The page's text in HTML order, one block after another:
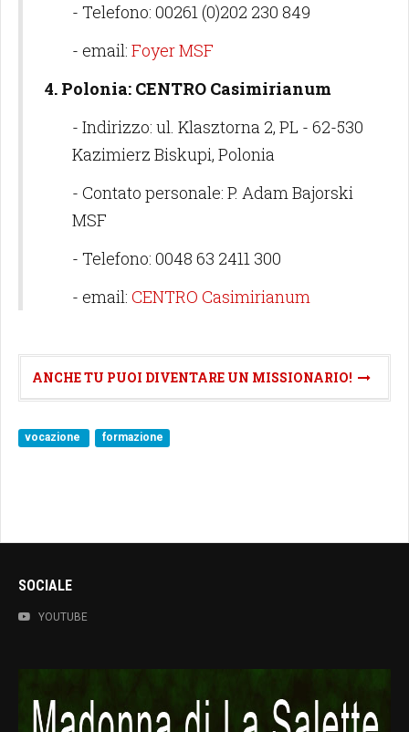
- Telefono: 00261 (0)202 230 849
- email: Foyer MSF
4. Polonia: CENTRO Casimirianum
- Indirizzo: ul. Klasztorna 2, PL - 62-530
Kazimierz Biskupi, Polonia
- Contato personale: P. Adam Bajorski
MSF
- Telefono: 0048 63 2411 300
- email: CENTRO Casimirianum
ANCHE TU PUOI DIVENTARE UN MISSIONARIO!
vocazione formazione
SOCIALE
YOUTUBE